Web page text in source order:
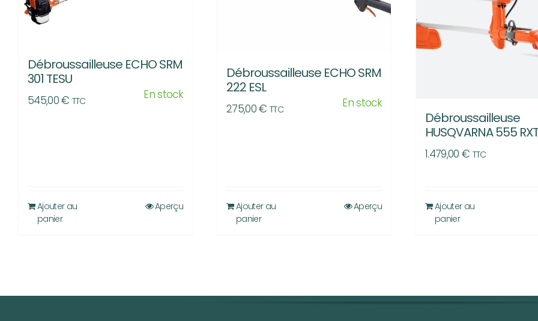
Débroussailleuse ECHO SRM
301 TESU
545,00€ TTC En stock
Ajouter au
panier
Aperçu
Débroussailleuse ECHO SRM
222 ESL
275,00€ TTC En stock
Ajouter au
panier
Aperçu
Débroussailleuse
HUSQVARNA 555 RXT
1.479,00 € TTC
Ajouter au
panier